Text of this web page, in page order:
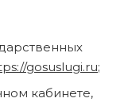
gosuslugi.ru;
кабинете,